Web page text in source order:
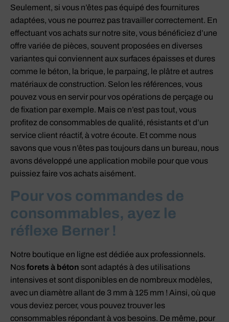
Seulement, si vous n’êtes pas équipé des fournitures
adaptées, vous ne pourrez pas travailler correctement. En
effectuant vos achats sur notre site, vous bénéficiez d’une
offre variée de pièces, souvent proposées en diverses
variantes qui conviennent aux surfaces épaisses et dures
comme le béton, la brique, le parpaing, le plâtre et autres
matériaux de construction. Selon les références, vous
pouvez vous en servir pour vos opérations de perçage ou
de fixation par exemple. Mais ce n’est pas tout, vous
profitez de consommables de qualité, résistants et d’un
service client réactif, à votre écoute. Et comme nous
savons que vous n’êtes pas toujours dans un bureau, nous
avons développé une application mobile pour que vous
puissiez faire vos achats aisément.
Pour vos commandes de
consommables, ayez le
réflexe Berner !
Notre boutique en ligne est dédiée aux professionnels.
Nosforets à béton sont adaptés à des utilisations
intensives et sont disponibles en de nombreux modèles,
avec un diamètre allant de 3 mm à 125 mm ! Ainsi, où que
vous deviez percer, vous pouvez trouver les
consommables répondant à vos besoins. De même, pour